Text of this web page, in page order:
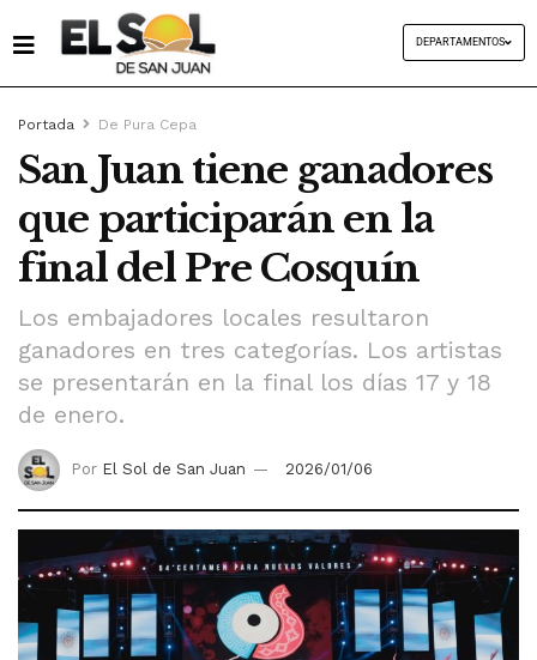
DEPARTAMENTOS
Portada De Pura Cepa
San Juan tiene ganadores
que participarán en la
final del Pre Cosquín
Los embajadores locales resultaron
ganadores en tres categorías. Los artistas
se presentarán en la final los días 17 y 18
de enero.
Por El Sol de San Juan 2026/01/06